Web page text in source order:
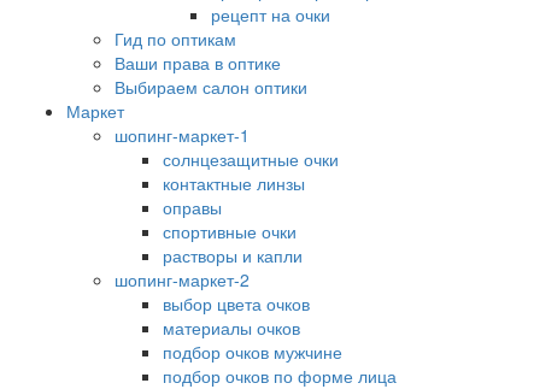
рецепт на очки
Гид по оптикам
Ваши права в оптике
Выбираем салон оптики
Маркет
шопинг-маркет-1
солнцезащитные очки
контактные линзы
оправы
спортивные очки
растворы и капли
шопинг-маркет-2
выбор цвета очков
материалы очков
подбор очков мужчине
подбор очков по форме лица